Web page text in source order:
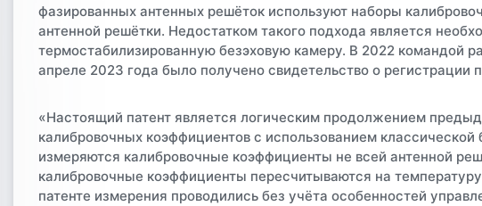
фазированных антенных решёток используют наборы
антенной решётки. Недостатком такого подхода является
термостабилизированную безэховую камеру. В 2022 командой
апреле 2023 года было получено свидетельство о регистрации
«Настоящий патент является логическим продолжением
калибровочных коэффициентов с использованием
измеряются калибровочные коэффициенты не всей антенной
калибровочные коэффициенты пересчитываются на
патенте измерения проводились без учёта особенностей